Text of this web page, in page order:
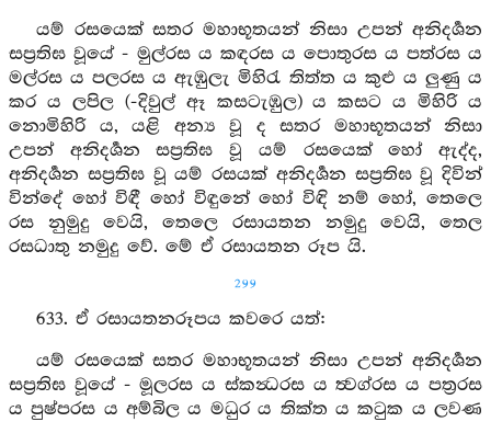
යම් රසයෙක් සතර මහාභූතයන් නිසා උපන් අනිදර්‍ශන
සප්‍රතිඝ වූයේ - මුල්රස ය කඳරස ය පොතුරස ය පත්රස ය
මල්රස ය පලරස ය ඇඹුලැ මිහිරැ තිත්ත ය කුළු ය ලුණු ය
කර ය ලපිල (-දිවුල් ඈ කසටැඹුල) ය කසට ය මිහිරි ය
නොමිහිරි ය, යළි අන්‍ය වූ ද සතර මහාභූතයන් නිසා
උපන් අනිදර්‍ශන සප්‍රතිඝ වූ යම් රසයෙක් හෝ ඇද්ද,
අනිදර්‍ශන සප්‍රතිඝ වූ යම් රසයක් අනිදර්‍ශන සප්‍රතිඝ වූ දිවින්
වින්දේ හෝ විඳී හෝ විඳුනේ හෝ විඳි නම් හෝ, තෙලෙ
රස නුමුදු වෙයි, තෙලෙ රසායතන නමුදු වෙයි, තෙල
රසධාතු නමුදු වේ. මේ ඒ රසායතන රූප යි.
299
633. ඒ රසායතනරූපය කවරෙ යත්:
යම් රසයෙක් සතර මහාභූතයන් නිසා උපන් අනිදර්‍ශන
සප්‍රතිඝ වූයේ - මූලරස ය ස්කන්‍ධරස ය ත්‍වග්රස ය පත්‍රරස
ය පුෂ්පරස ය අම්බිල ය මධුර ය තික්ත ය කටුක ය ලවණ